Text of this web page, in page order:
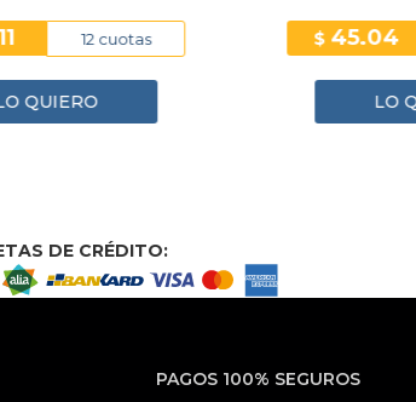
12 cuotas 45.04 12
LO QUIERO
DE CRÉDITO:
PAGOS 100% SEGUROS